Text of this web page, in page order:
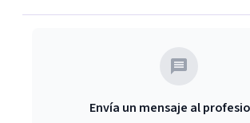
Envía un mensaje al